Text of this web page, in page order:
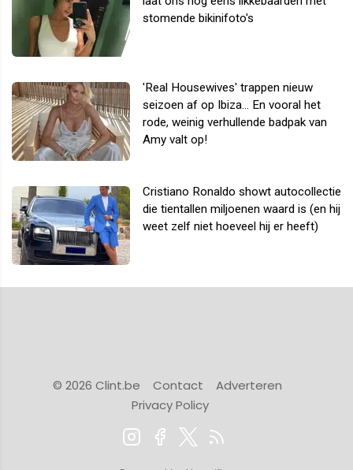
stomende bikinifoto's
'Real Housewives' trappen nieuw
seizoen af op Ibiza... En vooral het
rode, weinig verhullende badpak van
Amy valt op!
Cristiano Ronaldo showt autocollectie
die tientallen miljoenen waard is (en hij
weet zelf niet hoeveel hij er heeft)
© 2026 Clint.be Contact
Adverteren
Privacy Policy